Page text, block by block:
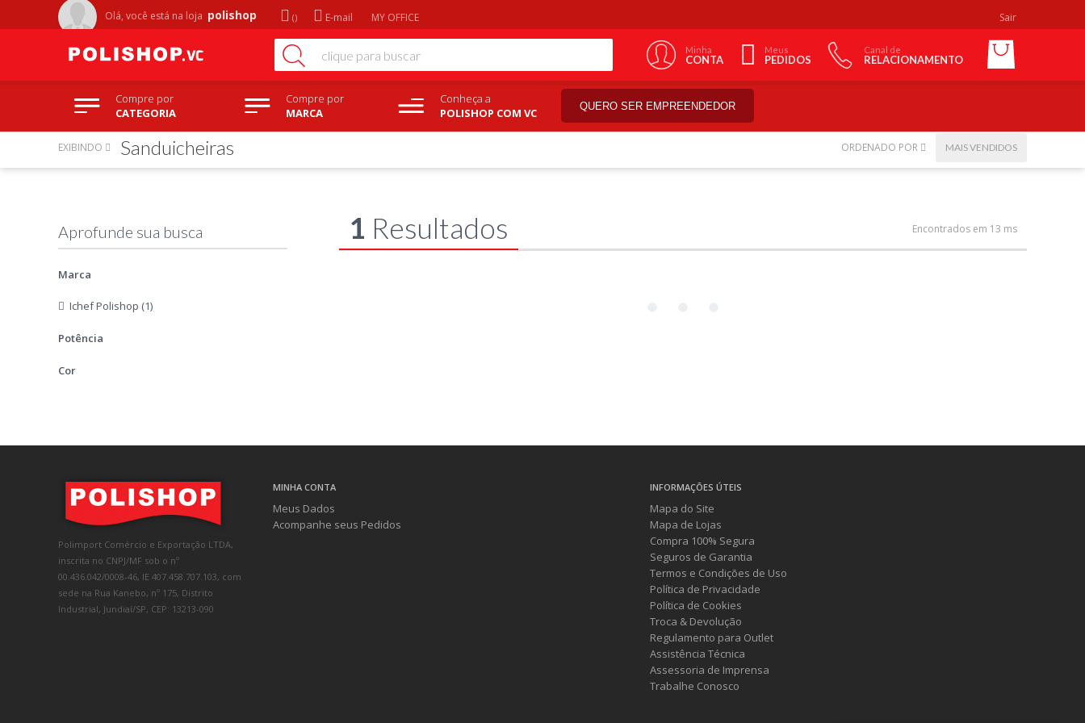
Olá, você está na loja polishop E-mail MY OFFICE Sair
Minha
CONTA
Meus
PEDIDOS
Canal de
RELACIONAMENTO
Compre por
CATEGORIA
Compre por
MARCA
Conheça a
POLISHOP COM VC
QUERO SER EMPREENDEDOR
Marca
Ichef Polishop (1)
Potência
Cor
EXIBINDO Sanduicheiras ORDENADO POR MAIS VENDIDOS
1 Resultados Encontrados em 13 ms
Polimport Comércio e Exportação LTDA,
inscrita no CNPJ/MF sob o nº
00.436.042/0008-46, IE 407.458.707.103, com
sede na Rua Kanebo, nº 175, Distrito
Industrial, Jundiaí/SP, CEP: 13213-090
MINHA CONTA
Meus Dados
Acompanhe seus Pedidos
INFORMAÇÕES ÚTEIS
Mapa do Site
Mapa de Lojas
Compra 100% Segura
Seguros de Garantia
Termos e Condições de Uso
Política de Privacidade
Política de Cookies
Troca & Devolução
Regulamento para Outlet
Assistência Técnica
Assessoria de Imprensa
Trabalhe Conosco